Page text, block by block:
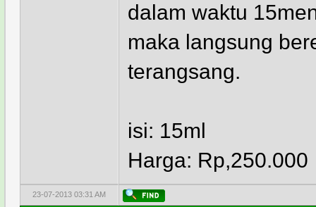
dalam waktu
maka langsung
terangsang.
isi: 15ml
Harga: Rp,250.000
23-07-2013 03:31 AM